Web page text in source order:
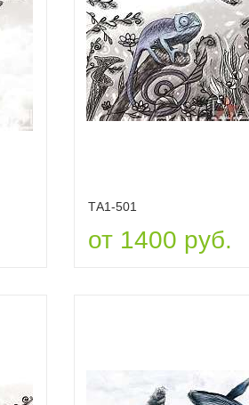
ТА1-501
от 1400 руб.